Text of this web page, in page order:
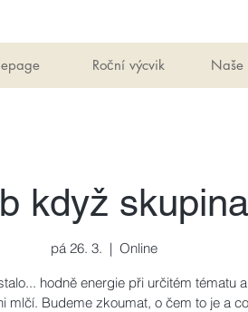
Roční výcvik Naše
když
pá 26. 3.
  |
Online
hodně energie při určitém tématu
mlčí. Budeme zkoumat, o čem to je a